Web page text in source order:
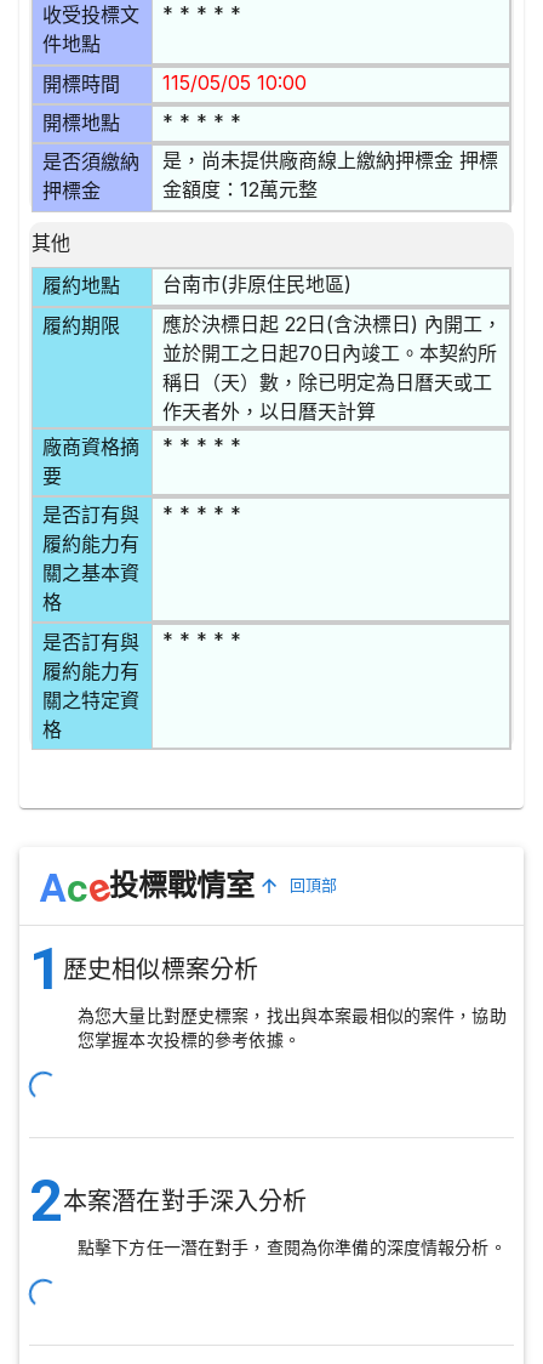
收受投標文
件地點
* * * * *
開標時間 115/05/05 10:00
開標地點 * * * * *
是否須繳納
押標金
是，尚未提供廠商線上繳納押標金 押標
金額度：12萬元整
其他
履約地點
台南市(非原住民地區)
履約期限
應於決標日起 22日(含決標日) 內開工，
並於開工之日起70日內竣工。本契約所
稱日（天）數，除已明定為日曆天或工
作天者外，以日曆天計算
廠商資格摘
要
* * * * *
是否訂有與
履約能力有
關之基本資
格
* * * * *
是否訂有與
履約能力有
關之特定資
格
* * * * *
Ace投標戰情室 回頂部
1 歷史相似標案分析
為您大量比對歷史標案，找出與本案最相似的案件，協助
您掌握本次投標的參考依據。
2本案潛在對手深入分析
點擊下方任一潛在對手，查閱為你準備的深度情報分析。